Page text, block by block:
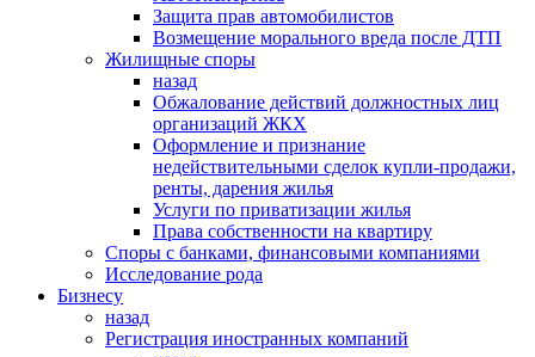
Защита прав автомобилистов
Возмещение морального вреда после ДТП
Жилищные споры
назад
Обжалование действий должностных лиц
организаций ЖКХ
Оформление и признание
недействительными сделок купли-продажи,
ренты, дарения жилья
Услуги по приватизации жилья
Права собственности на квартиру
Cпоры с банками, финансовыми компаниями
Исследование рода
Бизнесу
назад
Регистрация иностранных компаний